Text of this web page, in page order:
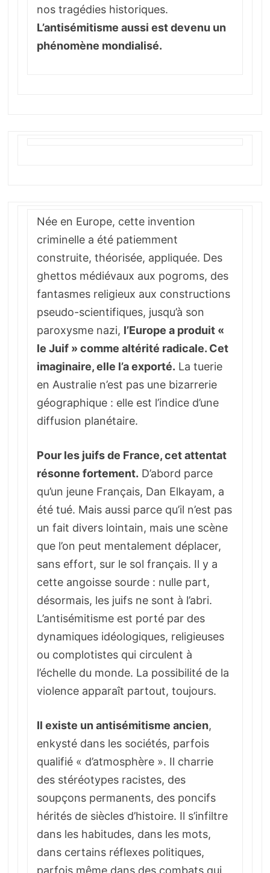
nos tragédies historiques.
L’antisémitisme aussi est devenu un
phénomène mondialisé.
Née en Europe, cette invention
criminelle a été patiemment
construite, théorisée, appliquée. Des
ghettos médiévaux aux pogroms, des
fantasmes religieux aux constructions
pseudo-scientifiques, jusqu’à son
paroxysme nazi, l’Europe a produit «
le Juif » comme altérité radicale. Cet
imaginaire, elle l’a exporté. La tuerie
en Australie n’est pas une bizarrerie
géographique : elle est l’indice d’une
diffusion planétaire.
Pour les juifs de France, cet attentat
résonne fortement. D’abord parce
qu’un jeune Français, Dan Elkayam, a
été tué. Mais aussi parce qu’il n’est pas
un fait divers lointain, mais une scène
que l’on peut mentalement déplacer,
sans effort, sur le sol français. Il y a
cette angoisse sourde : nulle part,
désormais, les juifs ne sont à l’abri.
L’antisémitisme est porté par des
dynamiques idéologiques, religieuses
ou complotistes qui circulent à
l’échelle du monde. La possibilité de la
violence apparaît partout, toujours.
Il existe un antisémitisme ancien,
enkysté dans les sociétés, parfois
qualifié « d’atmosphère ». Il charrie
des stéréotypes racistes, des
soupçons permanents, des poncifs
hérités de siècles d’histoire. Il s’infiltre
dans les habitudes, dans les mots,
dans certains réflexes politiques,
parfois même dans des combats qui